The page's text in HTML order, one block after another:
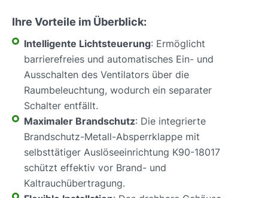
Ihre Vorteile im Überblick:
Intelligente Lichtsteuerung: Ermöglicht
barrierefreies und automatisches Ein- und
Ausschalten des Ventilators über die
Raumbeleuchtung, wodurch ein separater
Schalter entfällt.
Maximaler Brandschutz: Die integrierte
Brandschutz-Metall-Absperrklappe mit
selbsttätiger Auslöseeinrichtung K90-18017
schützt effektiv vor Brand- und
Kaltrauchübertragung.